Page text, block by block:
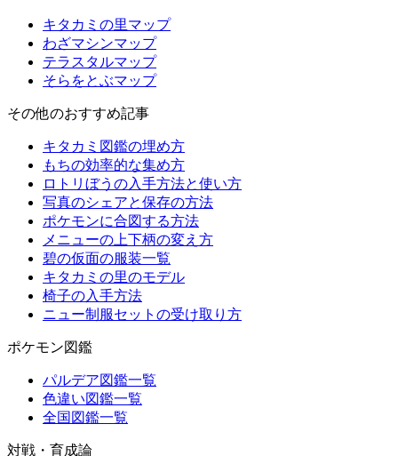
キタカミの里マップ
わざマシンマップ
テラスタルマップ
そらをとぶマップ
その他のおすすめ記事
キタカミ図鑑の埋め方
もちの効率的な集め方
ロトリぼうの入手方法と使い方
写真のシェアと保存の方法
ポケモンに合図する方法
メニューの上下柄の変え方
碧の仮面の服装一覧
キタカミの里のモデル
椅子の入手方法
ニュー制服セットの受け取り方
ポケモン図鑑
パルデア図鑑一覧
色違い図鑑一覧
全国図鑑一覧
対戦・育成論